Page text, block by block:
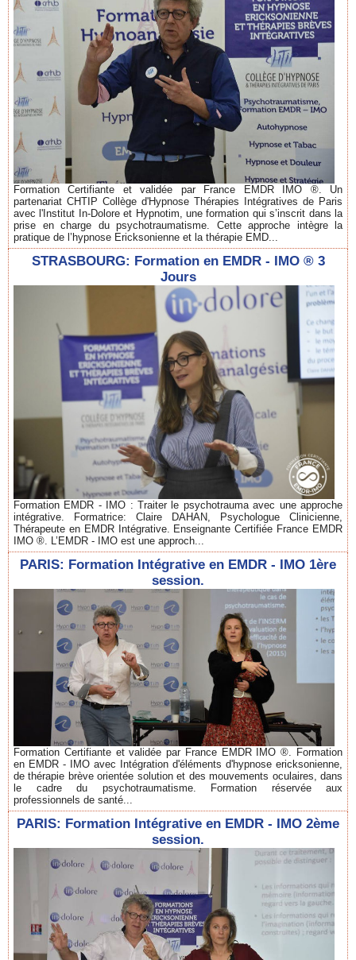
Formation Certifiante et validée par France EMDR IMO ®. Un
partenariat CHTIP Collège d'Hypnose Thérapies Intégratives de Paris
avec l'Institut In-Dolore et Hypnotim, une formation qui s’inscrit dans la
prise en charge du psychotraumatisme. Cette approche intègre la
pratique de l’hypnose Ericksonienne et la thérapie EMD...
STRASBOURG: Formation en EMDR - IMO ® 3
Jours
Formation EMDR - IMO : Traiter le psychotrauma avec une approche
intégrative. Formatrice: Claire DAHAN, Psychologue Clinicienne,
Thérapeute en EMDR Intégrative. Enseignante Certifiée France EMDR
IMO ®. L’EMDR - IMO est une approch...
PARIS: Formation Intégrative en EMDR - IMO 1ère
session.
Formation Certifiante et validée par France EMDR IMO ®. Formation
en EMDR - IMO avec Intégration d'éléments d'hypnose ericksonienne,
de thérapie brève orientée solution et des mouvements oculaires, dans
le cadre du psychotraumatisme. Formation réservée aux
professionnels de santé...
PARIS: Formation Intégrative en EMDR - IMO 2ème
session.